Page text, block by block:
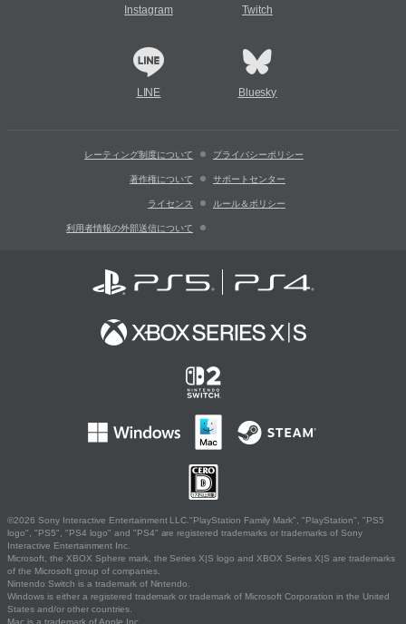
Instagram Twitch
LINE Bluesky
レーティング制度について プライバシーポリシー
著作権について サポートセンター
ライセンス ルール＆ポリシー
利用者情報の外部送信について
©2026 Sony Interactive Entertainment LLC."PlayStation Family Mark", "PlayStation", "PS5
logo", "PS5", "PS4 logo" and "PS4" are registered trademarks or trademarks of Sony
Interactive Entertainment Inc.
Microsoft, the XBOX Sphere mark, the Series X|S logo and XBOX Series X|S are trademarks
of the Microsoft group of companies.
Nintendo Switch is a trademark of Nintendo.
Windows is either a registered trademark or trademark of Microsoft Corporation in the United
States and/or other countries.
Mac is a trademark of Apple Inc.